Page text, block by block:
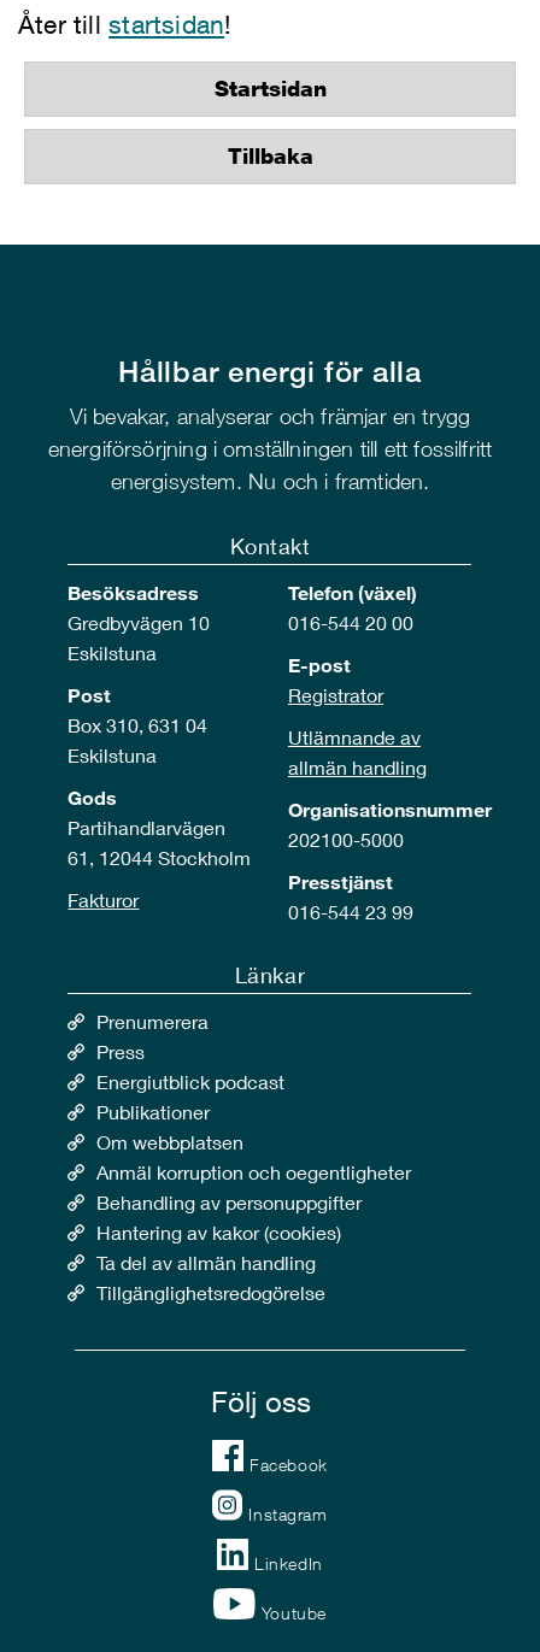
Åter tillstartsidan!
Startsidan
Tillbaka
Hållbar energi för alla
Vi bevakar, analyserar och främjar en trygg
energiförsörjning i omställningen till ett fossilfritt
energisystem. Nu och i framtiden.
Kontakt
Besöksadress
Gredbyvägen 10
Eskilstuna
Post
Box 310, 631 04
Eskilstuna
Gods
Partihandlarvägen
61, 12044 Stockholm
Fakturor
Telefon (växel)
016-544 20 00
E-post
Registrator
Utlämnande av
allmän handling
Organisationsnummer
202100-5000
Presstjänst
016-544 23 99
Länkar
Prenumerera
Press
Energiutblick podcast
Publikationer
Om webbplatsen
Anmäl korruption och oegentligheter
Behandling av personuppgifter
Hantering av kakor (cookies)
Ta del av allmän handling
Tillgänglighetsredogörelse
Följ oss
Facebook
Instagram
LinkedIn
Youtube